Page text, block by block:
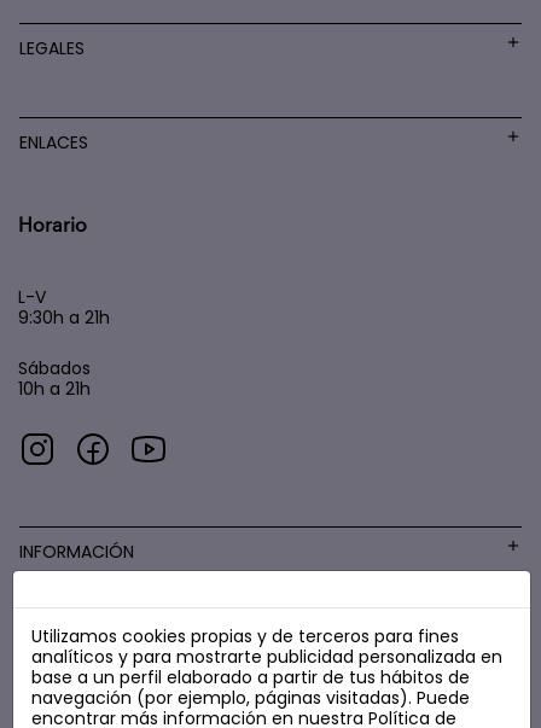
LEGALES
ENLACES
Horario
L-V
9:30h a 21h
Sábados
10h a 21h
INFORMACIÓN
COSMÉTICA LOW COST
Utilizamos cookies propias y de terceros para fines
analíticos y para mostrarte publicidad personalizada en
base a un perfil elaborado a partir de tus hábitos de
navegación (por ejemplo, páginas visitadas). Puede
encontrar más información en nuestra Política de